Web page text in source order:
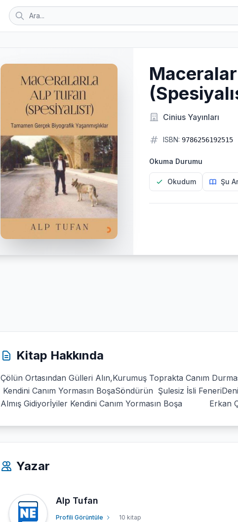
Cinius Yayınları
ISBN: 9786256192515
Okuma Durumu
Okudum Şu
Kitap Hakkında
Çölün Ortasından Gülleri Alın,Kurumuş Toprakta Canım
Kendini Canım Yormasın BoşaSöndürün Şulesiz İsli
Almış Gidiyorİyiler Kendini Canım Yormasın Boşa Erkan
Yazar
Alp Tufan
Profili Görüntüle 10 kitap